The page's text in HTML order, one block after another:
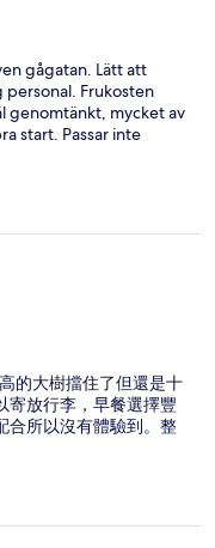
gågatan. Lätt att
personal. Frukosten
genomtänkt, mycket av
start. Passar inte
的大樹擋住了但還是十
寄放行李，早餐選擇豐
合所以沒有體驗到。整